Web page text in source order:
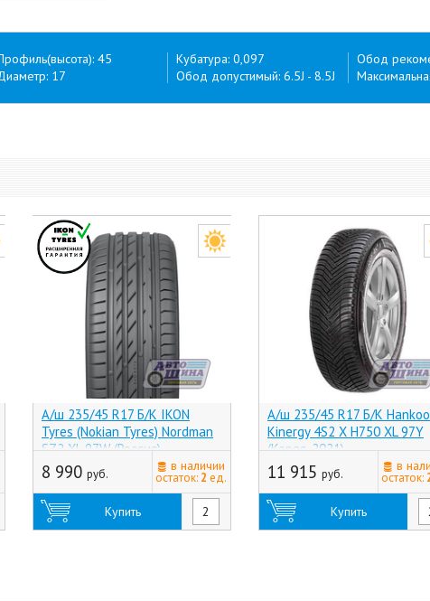
45
17
Кубатура: 0,097
Обод допустимый: 6.5J - 8.5J
Обод
А/ш 235/45 R17 Б/К IKON
Tyres (Nokian Tyres) Nordman
SZ2 XL 97W (Россия)
8 990 руб.
в наличии
остаток: 2 ед.
Купить
А/ш 235/45 R17 Б/К
Kinergy 4S2 X H750 XL 97Y
(Корея, 2021)
11 915 руб.
в
остаток:
Купить